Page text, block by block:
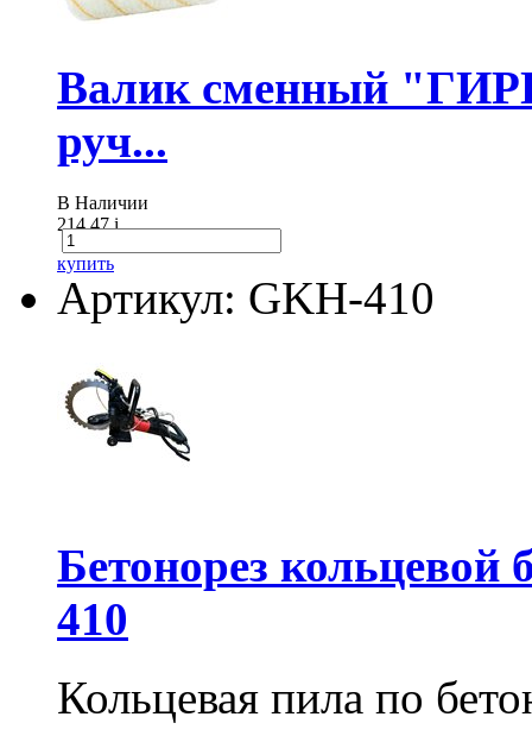
Валик сменный
руч...
В Наличии
214.47i
купить
Артикул: GKH-410
Бетонорез
410
Кольцевая пила по